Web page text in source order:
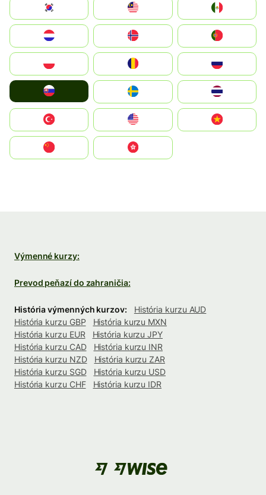
South Korea
United States
中國香港特別行政區
Výmenné kurzy:
Prevod peňazí do zahraničia:
História výmenných kurzov:
História kurzu AUD
História kurzu GBP
História kurzu MXN
História kurzu EUR
História kurzu JPY
História kurzu CAD
História kurzu INR
História kurzu NZD
História kurzu ZAR
História kurzu SGD
História kurzu USD
História kurzu CHF
História kurzu IDR